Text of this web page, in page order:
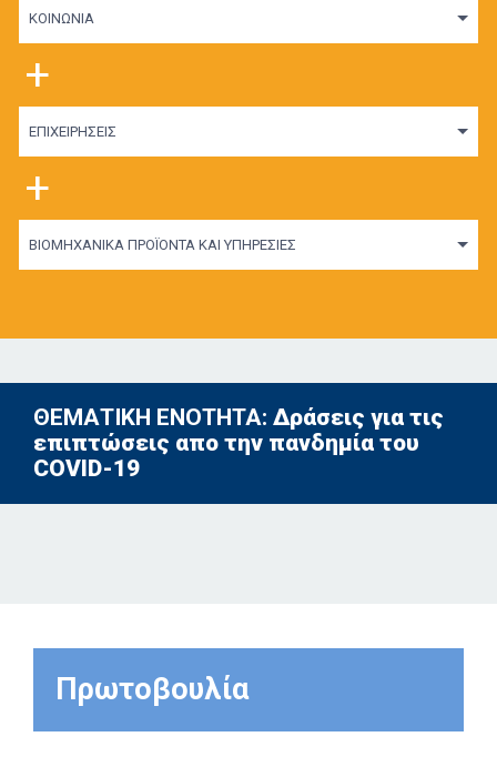
ΚΟΙΝΩΝΙΑ
+
ΕΠΙΧΕΙΡΗΣΕΙΣ
+
ΒΙΟΜΗΧΑΝΙΚΑ ΠΡΟΪΟΝΤΑ ΚΑΙ ΥΠΗΡΕΣΙΕΣ
ΘΕΜΑΤΙΚΗ ΕΝΟΤΗΤΑ: Δράσεις για τις
επιπτώσεις απο την πανδημία του
COVID-19
Πρωτοβουλία